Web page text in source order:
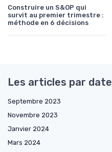
Construire un S&OP qui
survit au premier trimestre :
méthode en 6 décisions
Les articles par date
Septembre 2023
Novembre 2023
Janvier 2024
Mars 2024